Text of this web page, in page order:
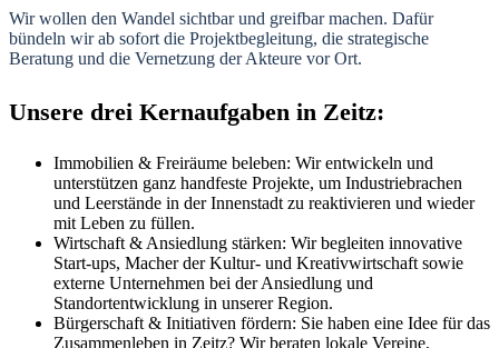
Wir wollen den Wandel sichtbar und greifbar machen. Dafür
bündeln wir ab sofort die Projektbegleitung, die strategische
Beratung und die Vernetzung der Akteure vor Ort.
Unsere drei Kernaufgaben in Zeitz:
Immobilien & Freiräume beleben: Wir entwickeln und
unterstützen ganz handfeste Projekte, um Industriebrachen
und Leerstände in der Innenstadt zu reaktivieren und wieder
mit Leben zu füllen.
Wirtschaft & Ansiedlung stärken: Wir begleiten innovative
Start-ups, Macher der Kultur- und Kreativwirtschaft sowie
externe Unternehmen bei der Ansiedlung und
Standortentwicklung in unserer Region.
Bürgerschaft & Initiativen fördern: Sie haben eine Idee für das
Zusammenleben in Zeitz? Wir beraten lokale Vereine,